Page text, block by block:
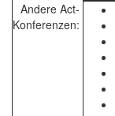
Andere Act-
Konferenzen: